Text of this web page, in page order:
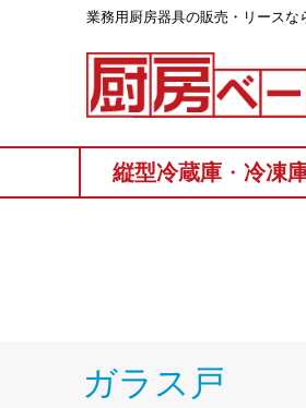
業務⽤厨房器具の販売・リースな
縦型冷蔵庫 ・ 冷凍
ガラス戸